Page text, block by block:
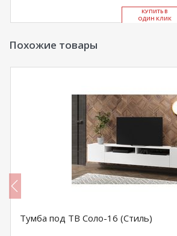
КУ­ПИТЬ В
ОДИН КЛИК
Похожие товары
Тумба под ТВ Соло-16 (Стиль)